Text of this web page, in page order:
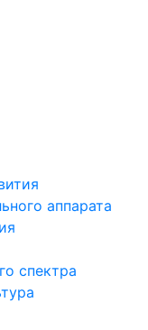
аппарата
спектра